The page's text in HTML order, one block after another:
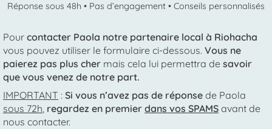
Réponse sous 48h • Pas d’engagement • Conseils personnalisés
Pour contacter Paola notre partenaire local à Riohacha
vous pouvez utiliser le formulaire ci-dessous. Vous ne
paierez pas plus cher mais cela lui permettra de savoir
que vous venez de notre part.
IMPORTANT : Si vous n’avez pas de réponse de Paola
sous 72h, regardez en premier dans vos SPAMS avant de
nous contacter.